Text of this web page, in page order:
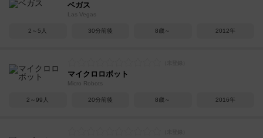
ベガス
Las Vegas
2～5人 30分前後 8歳～ 2012年
マイクロロボット
Micro Robots
2～99人 20分前後 8歳～ 2016年